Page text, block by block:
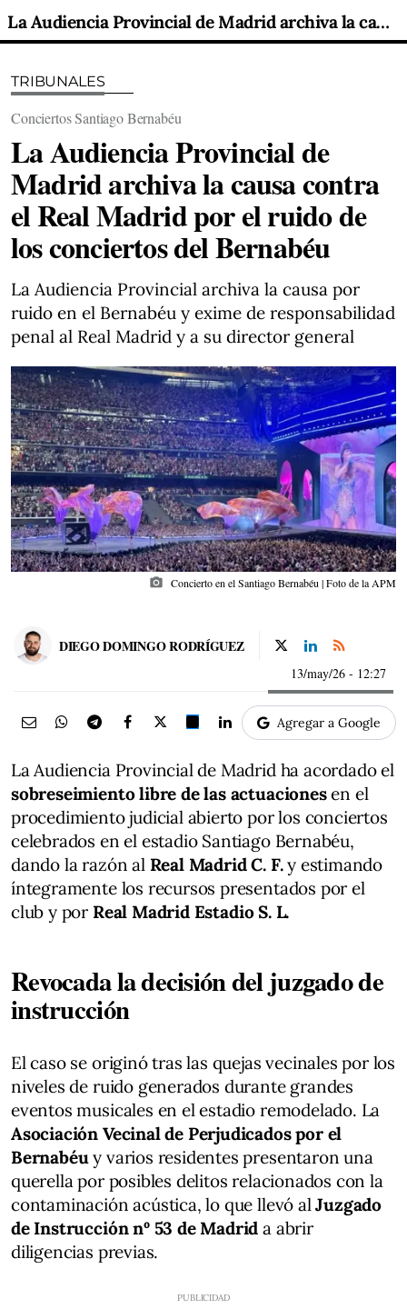
La Audiencia Provincial de Madrid archiva la causa contra el Real Madrid por el ruido de los conciertos del Bernabéu
TRIBUNALES
Conciertos Santiago Bernabéu
La Audiencia Provincial de
Madrid archiva la causa contra
el Real Madrid por el ruido de
los conciertos del Bernabéu
La Audiencia Provincial archiva la causa por
ruido en el Bernabéu y exime de responsabilidad
penal al Real Madrid y a su director general
photo_camera Concierto en el Santiago Bernabéu | Foto de la APM
DIEGO DOMINGO RODRÍGUEZ
13/may/26 - 12:27
Agregar a Google
La Audiencia Provincial de Madrid ha acordado el
sobreseimiento libre de las actuacionesen el
procedimiento judicial abierto por los conciertos
celebrados en el estadio Santiago Bernabéu,
dando la razón al Real Madrid C. F.y estimando
íntegramente los recursos presentados por el
club y por Real Madrid Estadio S. L.
Revocada la decisión del juzgado de
instrucción
El caso se originó tras las quejas vecinales por los
niveles de ruido generados durante grandes
eventos musicales en el estadio remodelado. La
Asociación Vecinal de Perjudicados por el
Bernabéuy varios residentes presentaron una
querella por posibles delitos relacionados con la
contaminación acústica, lo que llevó alJuzgado
de Instrucción nº 53 de Madrid a abrir
diligencias previas.